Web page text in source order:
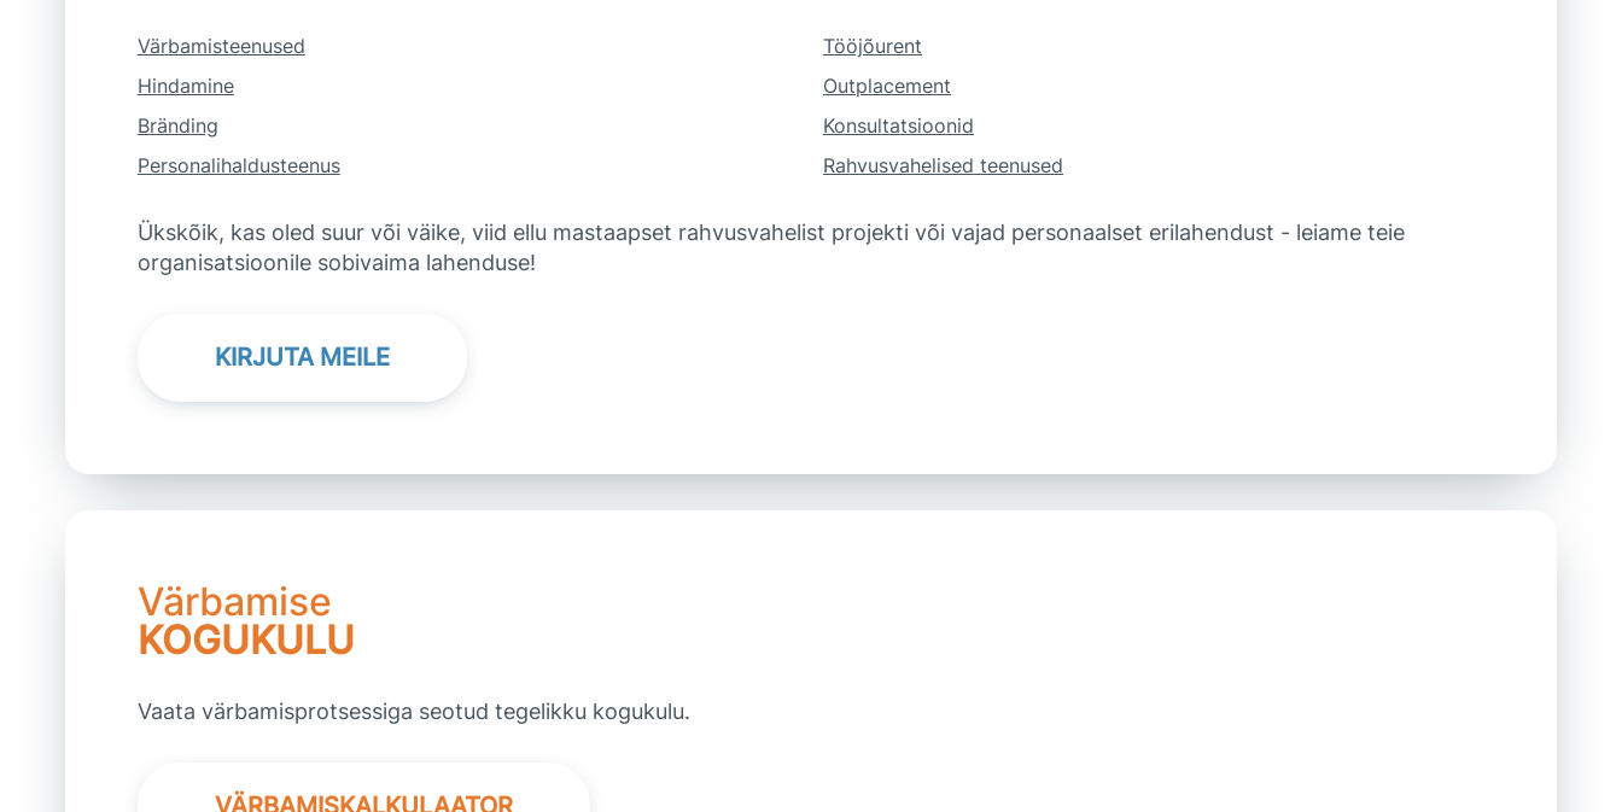
Värbamisteenused
Tööjõurent
Hindamine
Outplacement
Bränding
Konsultatsioonid
Personalihaldusteenus
Rahvusvahelised teenused
Ükskõik, kas oled suur või väike, viid ellu mastaapset rahvusvahelist projekti või vajad personaalset erilahendust - leiame teie
organisatsioonile sobivaima lahenduse!
KIRJUTA MEILE
Värbamise
KOGUKULU
Vaata värbamisprotsessiga seotud tegelikku kogukulu.
VÄRBAMISKALKULAATOR